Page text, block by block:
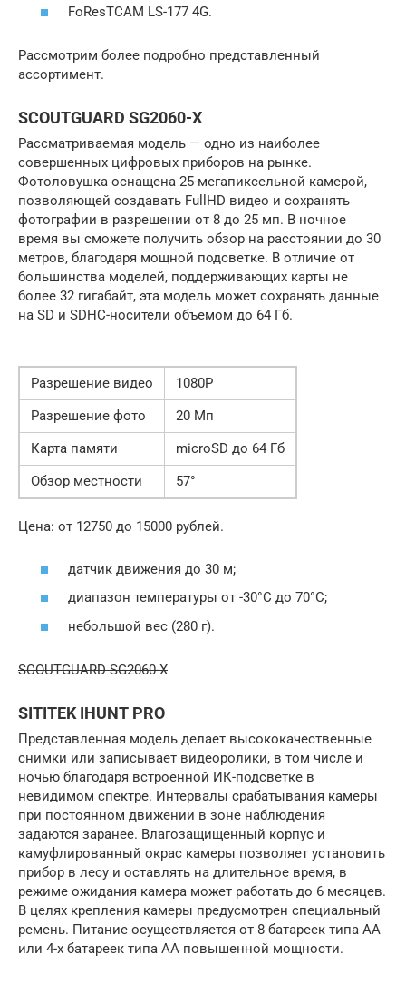
FoResTCAM LS-177 4G.
Рассмотрим более подробно представленный
ассортимент.
SCOUTGUARD SG2060-X
Рассматриваемая модель — одно из наиболее
совершенных цифровых приборов на рынке.
Фотоловушка оснащена 25-мегапиксельной камерой,
позволяющей создавать FullHD видео и сохранять
фотографии в разрешении от 8 до 25 мп. В ночное
время вы сможете получить обзор на расстоянии до 30
метров, благодаря мощной подсветке. В отличие от
большинства моделей, поддерживающих карты не
более 32 гигабайт, эта модель может сохранять данные
на SD и SDHC-носители объемом до 64 Гб.
Разрешение видео
1080P
Разрешение фото
20 Мп
Карта памяти
microSD до 64 Гб
Обзор местности
57°
Цена: от 12750 до 15000 рублей.
датчик движения до 30 м;
диапазон температуры от -30°C до 70°C;
небольшой вес (280 г).
SCOUTGUARD SG2060-X
SITITEK IHUNT PRO
Представленная модель делает высококачественные
снимки или записывает видеоролики, в том числе и
ночью благодаря встроенной ИК-подсветке в
невидимом спектре. Интервалы срабатывания камеры
при постоянном движении в зоне наблюдения
задаются заранее. Влагозащищенный корпус и
камуфлированный окрас камеры позволяет установить
прибор в лесу и оставлять на длительное время, в
режиме ожидания камера может работать до 6 месяцев.
В целях крепления камеры предусмотрен специальный
ремень. Питание осуществляется от 8 батареек типа AA
или 4-х батареек типа AA повышенной мощности.